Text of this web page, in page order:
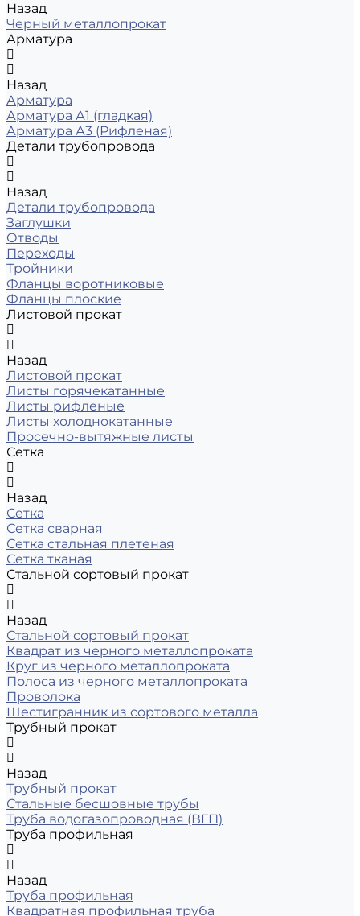
Назад
Черный металлопрокат
Арматура
Назад
Арматура
Арматура А1 (гладкая)
Арматура А3 (Рифленая)
Детали трубопровода
Назад
Детали трубопровода
Заглушки
Отводы
Переходы
Тройники
Фланцы воротниковые
Фланцы плоские
Листовой прокат
Назад
Листовой прокат
Листы горячекатанные
Листы рифленые
Листы холоднокатанные
Просечно-вытяжные листы
Сетка
Назад
Сетка
Сетка сварная
Сетка стальная плетеная
Сетка тканая
Стальной сортовый прокат
Назад
Стальной сортовый прокат
Квадрат из черного металлопроката
Круг из черного металлопроката
Полоса из черного металлопроката
Проволока
Шестигранник из сортового металла
Трубный прокат
Назад
Трубный прокат
Стальные бесшовные трубы
Труба водогазопроводная (ВГП)
Труба профильная
Назад
Труба профильная
Квадратная профильная труба